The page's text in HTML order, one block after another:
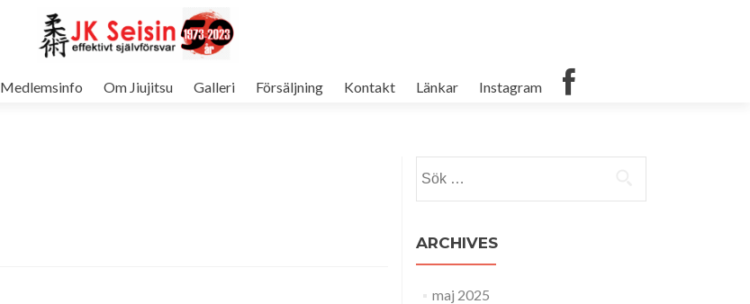
Medlemsinfo Om Jiujitsu Galleri Försäljning Kontakt Länkar Instagram
efter:
ARCHIVES
maj 2025